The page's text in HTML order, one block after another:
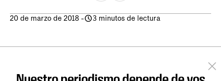
20 de marzo de 2018 - 3 minutos de lectura